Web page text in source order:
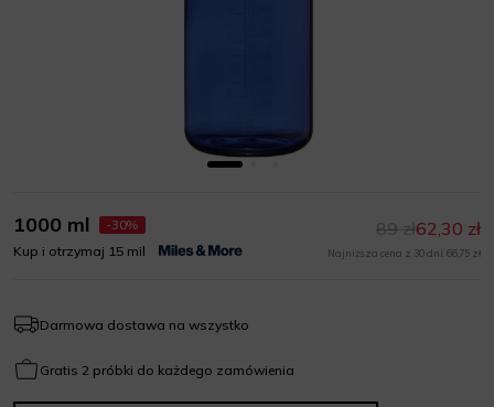
1000 ml
-30%
Kup i otrzymaj 15 mil
62,30 zł
89 zł
Najniższa cena z 30 dni: 66,75 zł
Darmowa dostawa na wszystko
Gratis 2 próbki do każdego zamówienia